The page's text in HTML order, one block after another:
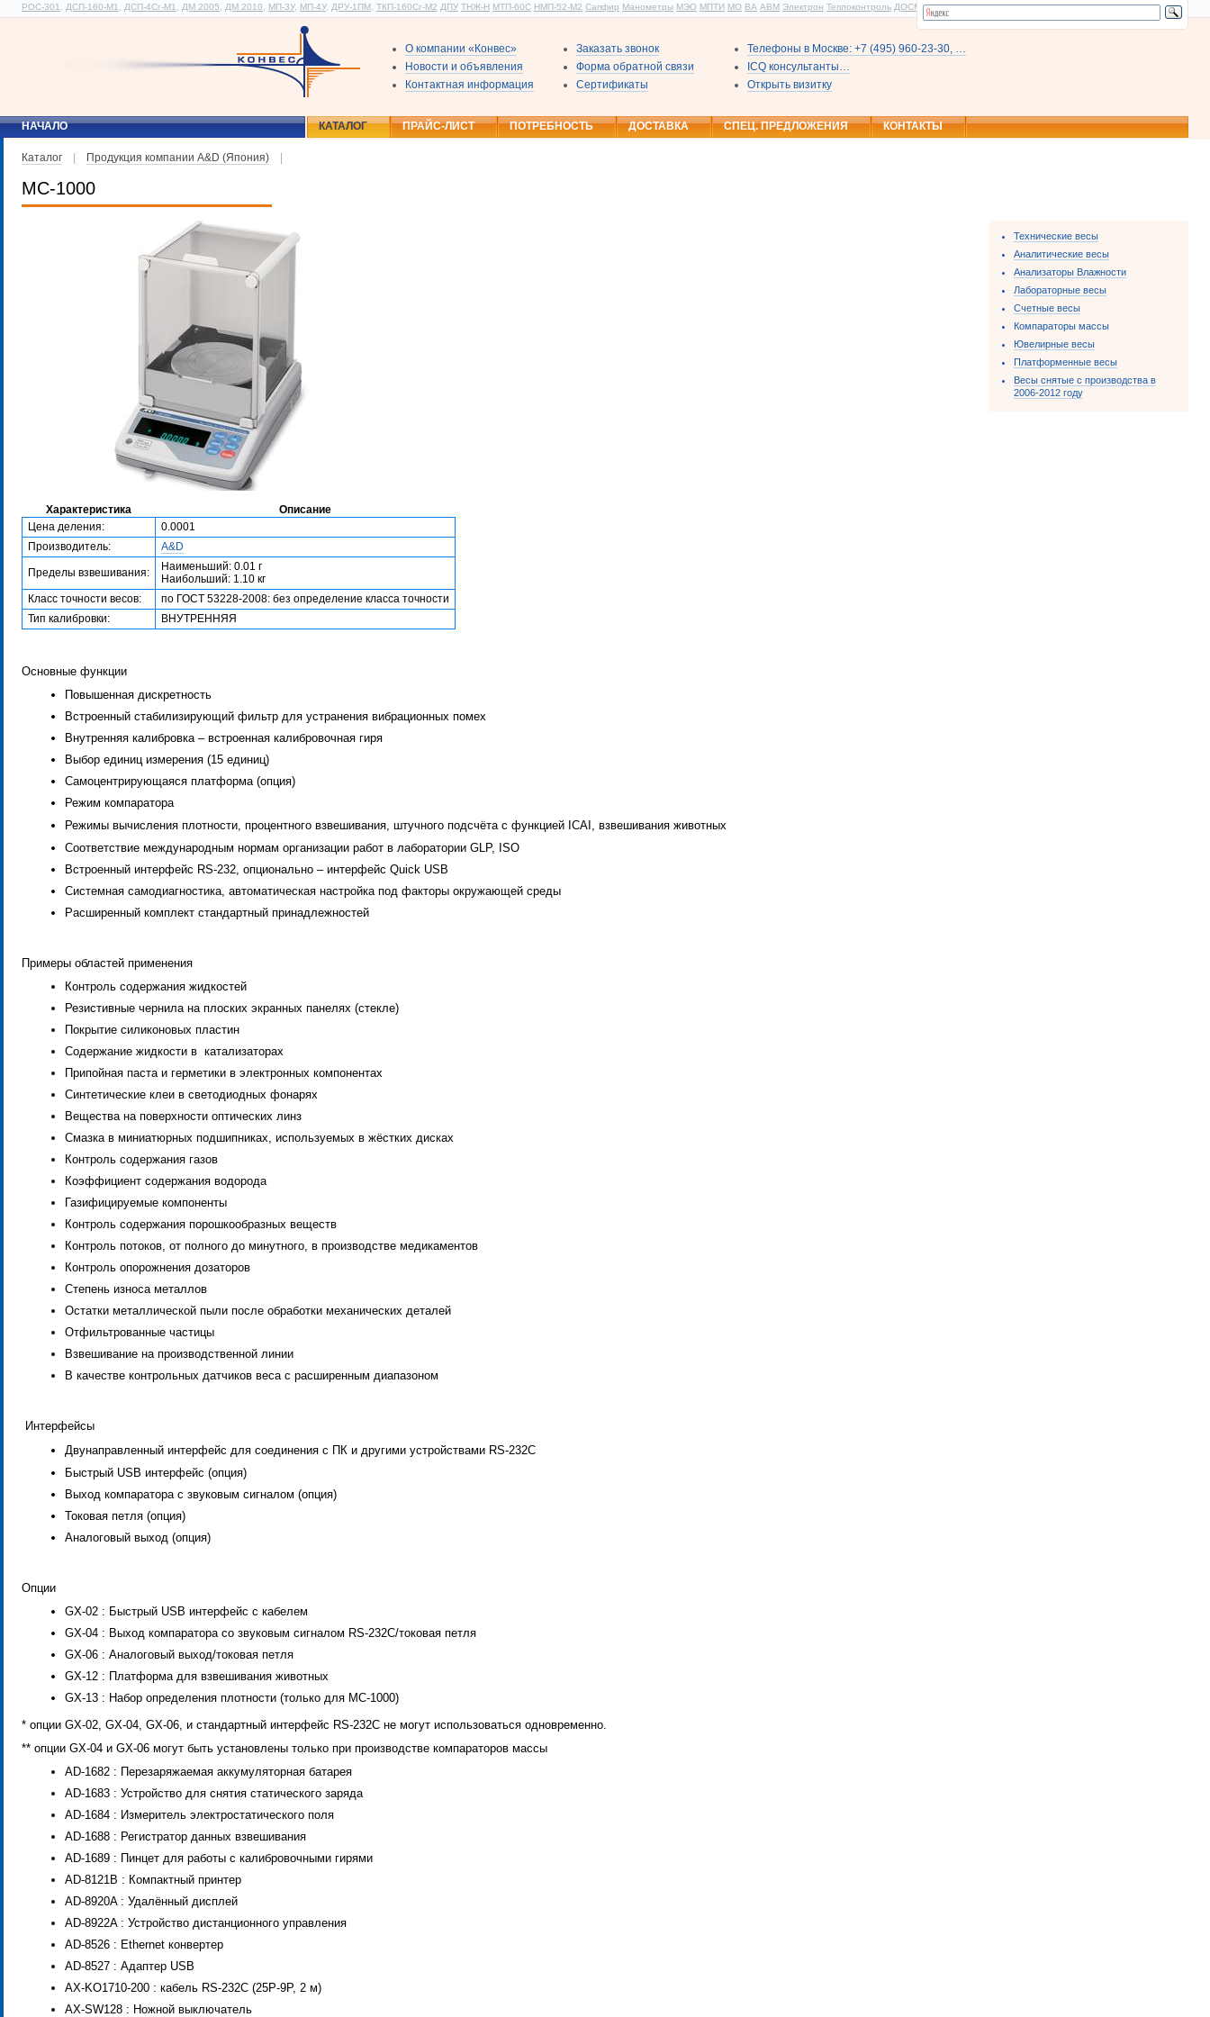
РОС-301 ДСП-160-М1 ДСП-4Сг-М1 ДМ 2005 ДМ 2010 МП-3У, МП-4У, ДРУ-1ПМ ТКП-160Сг-М2 ДПУ ТНЖ-Н МТП-60С НМП-52-М2 Сапфир Манометры МЭО МПТИ МО ВА АВМ Электрон Теплоконтроль ДОСМ
О компании «Конвес»
Новости и объявления
Контактная информация
Заказать звонок
Форма обратной связи
Сертификаты
Телефоны в Москве: +7 (495) 960-23-30, …
ICQ консультанты…
Открыть визитку
НАЧАЛО КАТАЛОГ ПРАЙС-ЛИСТ ПОТРЕБНОСТЬ ДОСТАВКА СПЕЦ. ПРЕДЛОЖЕНИЯ КОНТАКТЫ
Каталог Продукция компании A&D (Япония)
MC-1000
Характеристика
Описание
Цена деления:
0.0001
Производитель:
A&D
Пределы взвешивания:
Наименьший: 0.01 г
Наибольший: 1.10 кг
Класс точности весов:
по ГОСТ 53228-2008: без определение класса точности
Тип калибровки:
ВНУТРЕННЯЯ
Основные функции
Повышенная дискретность
Встроенный стабилизирующий фильтр для устранения вибрационных помех
Внутренняя калибровка – встроенная калибровочная гиря
Выбор единиц измерения (15 единиц)
Самоцентрирующаяся платформа (опция)
Режим компаратора
Режимы вычисления плотности, процентного взвешивания, штучного подсчёта с функцией ICAI, взвешивания животных
Соответствие международным нормам организации работ в лаборатории GLP, ISO
Встроенный интерфейс RS-232, опционально – интерфейс Quick USB
Системная самодиагностика, автоматическая настройка под факторы окружающей среды
Расширенный комплект стандартный принадлежностей
Примеры областей применения
Контроль содержания жидкостей
Резистивные чернила на плоских экранных панелях (стекле)
Покрытие силиконовых пластин
Содержание жидкости в катализаторах
Припойная паста и герметики в электронных компонентах
Синтетические клеи в светодиодных фонарях
Вещества на поверхности оптических линз
Смазка в миниатюрных подшипниках, используемых в жёстких дисках
Контроль содержания газов
Коэффициент содержания водорода
Газифицируемые компоненты
Контроль содержания порошкообразных веществ
Контроль потоков, от полного до минутного, в производстве медикаментов
Контроль опорожнения дозаторов
Степень износа металлов
Остатки металлической пыли после обработки механических деталей
Отфильтрованные частицы
Взвешивание на производственной линии
В качестве контрольных датчиков веса с расширенным диапазоном
Интерфейсы
Двунаправленный интерфейс для соединения с ПК и другими устройствами RS-232C
Быстрый USB интерфейс (опция)
Выход компаратора с звуковым сигналом (опция)
Токовая петля (опция)
Аналоговый выход (опция)
Опции
GX-02 : Быстрый USB интерфейс с кабелем
GX-04 : Выход компаратора со звуковым сигналом RS-232C/токовая петля
GX-06 : Аналоговый выход/токовая петля
GX-12 : Платформа для взвешивания животных
GX-13 : Набор определения плотности (только для MC-1000)
* опции GX-02, GX-04, GX-06, и стандартный интерфейс RS-232C не могут использоваться одновременно.
** опции GX-04 и GX-06 могут быть установлены только при производстве компараторов массы
AD-1682 : Перезаряжаемая аккумуляторная батарея
AD-1683 : Устройство для снятия статического заряда
AD-1684 : Измеритель электростатического поля
AD-1688 : Регистратор данных взвешивания
AD-1689 : Пинцет для работы с калибровочными гирями
AD-8121B : Компактный принтер
AD-8920A : Удалённый дисплей
AD-8922A : Устройство дистанционного управления
AD-8526 : Ethernet конвертер
AD-8527 : Адаптер USB
AX-KO1710-200 : кабель RS-232C (25P-9P, 2 м)
AX-SW128 : Ножной выключатель
Технические весы
Аналитические весы
Анализаторы Влажности
Лабораторные весы
Счетные весы
Компараторы массы
Ювелирные весы
Платформенные весы
Весы снятые с производства в
2006-2012 году